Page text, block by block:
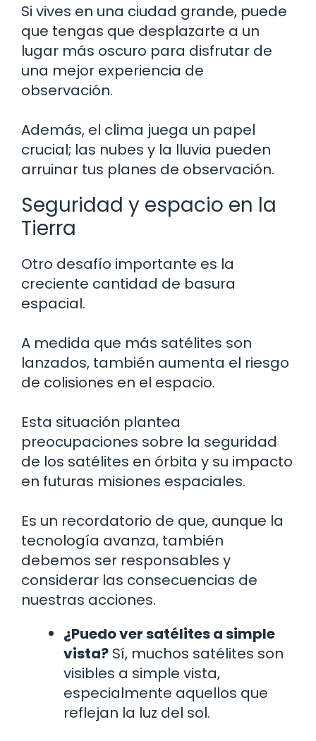
Si vives en una ciudad grande, puede
que tengas que desplazarte a un
lugar más oscuro para disfrutar de
una mejor experiencia de
observación.
Además, el clima juega un papel
crucial; las nubes y la lluvia pueden
arruinar tus planes de observación.
Seguridad y espacio en la
Tierra
Otro desafío importante es la
creciente cantidad de basura
espacial.
A medida que más satélites son
lanzados, también aumenta el riesgo
de colisiones en el espacio.
Esta situación plantea
preocupaciones sobre la seguridad
de los satélites en órbita y su impacto
en futuras misiones espaciales.
Es un recordatorio de que, aunque la
tecnología avanza, también
debemos ser responsables y
considerar las consecuencias de
nuestras acciones.
¿Puedo ver satélites a simple
vista? Sí, muchos satélites son
visibles a simple vista,
especialmente aquellos que
reflejan la luz del sol.